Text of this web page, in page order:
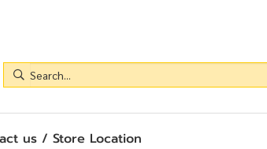
us / Store Location